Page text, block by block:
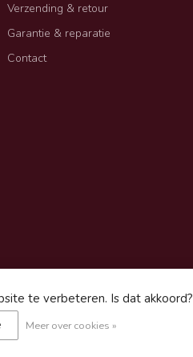
Verzending & retour
Garantie & reparatie
Contact
te verbeteren. Is dat akkoord?
Meer over cookies »